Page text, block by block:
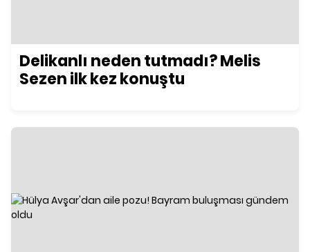
Delikanlı neden tutmadı? Melis
Sezen ilk kez konuştu